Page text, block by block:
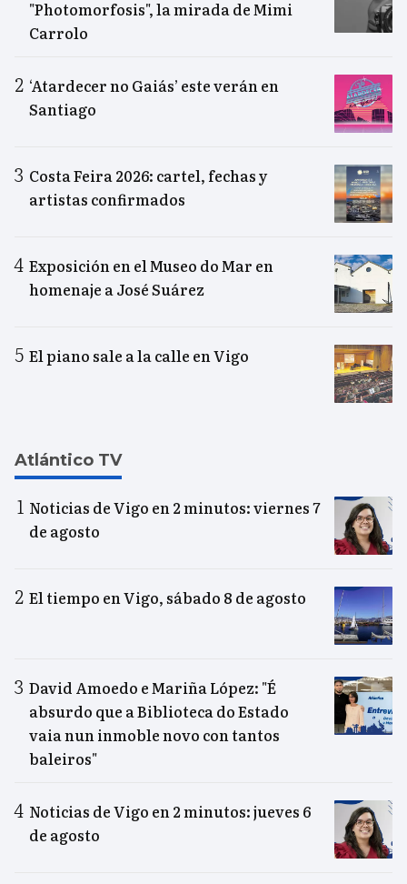
"Photomorfosis", la mirada de Mimi
Carrolo
‘Atardecer no Gaiás’ este verán en
Santiago
Costa Feira 2026: cartel, fechas y
artistas confirmados
Exposición en el Museo do Mar en
homenaje a José Suárez
El piano sale a la calle en Vigo
Atlántico TV
Noticias de Vigo en 2 minutos: viernes 7
de agosto
El tiempo en Vigo, sábado 8 de agosto
David Amoedo e Mariña López: "É
absurdo que a Biblioteca do Estado
vaia nun inmoble novo con tantos
baleiros"
Noticias de Vigo en 2 minutos: jueves 6
de agosto